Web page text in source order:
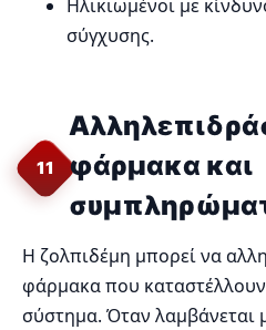
Ηλικιωμένοι με
σύγχυσης.
11
φάρμακα και
Η ζολπιδέμη μπορεί να
φάρμακα που καταστέλλουν
σύστημα. Όταν λαμβάνεται